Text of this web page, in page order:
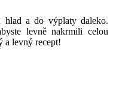
hlad a do výplaty daleko.
levně nakrmili celou
a levný recept!